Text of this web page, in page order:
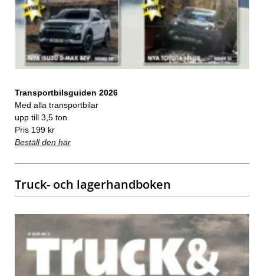
Transportbilsguiden 2026
Med alla transportbilar
upp till 3,5 ton
Pris 199 kr
Beställ den här
Truck- och lagerhandboken